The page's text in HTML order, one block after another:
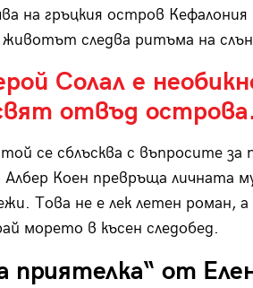
на гръцкия остров
животът следва ритъма на
Солал е
отвъд острова.
се сблъсква с въпросите
Коен превръща личната
Това не е лек летен роман,
морето в късен следобед.
приятелка“ от